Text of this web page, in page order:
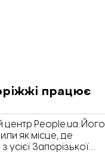
працює
центр People.ua. Його
як місце, де
Запорізької